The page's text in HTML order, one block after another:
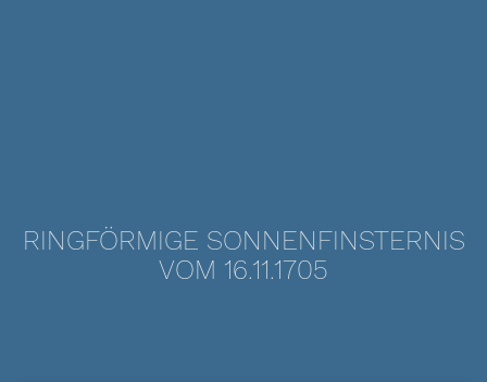
RINGFÖRMIGE SONNENFINSTERNIS
VOM 16.11.1705